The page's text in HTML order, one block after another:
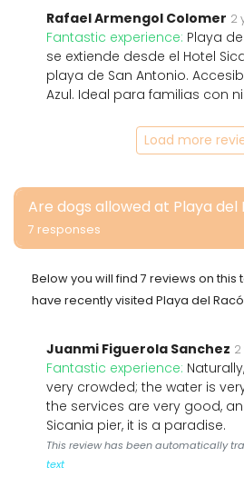
Rafael Armengol Colomer 2
Fantastic experience: Playa
se extiende desde el Hotel
playa de San Antonio.
Azul. Ideal para familias con
Load more
Are dogs allowed at Playa del
7 responses
Below you will find 7 reviews on
have recently visited Playa del
Juanmi Figuerola Sanchez 2
Fantastic experience:
very crowded; the water is
the services are very good,
Sicania pier, it is a paradise.
This review has been automatically
text